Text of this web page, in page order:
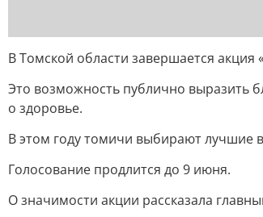
В Томской области завершается акция
Это возможность публично выразить
о здоровье.
В этом году томичи выбирают лучшие
Голосование продлится до 9 июня.
О значимости акции рассказала